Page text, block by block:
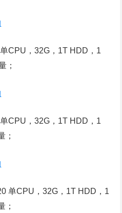
CPU，32G，1T HDD，1
；
CPU，32G，1T HDD，1
；
单CPU，32G，1T HDD，1
；